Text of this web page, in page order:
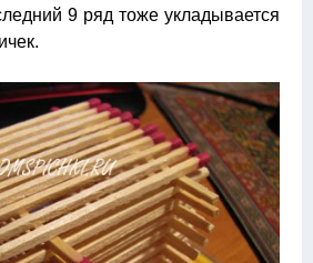
9 ряд тоже укладывается